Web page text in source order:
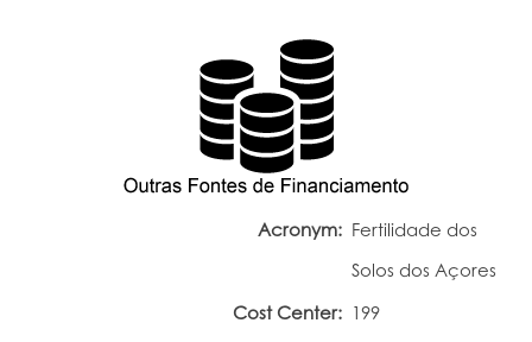
Acronym: Fertilidade dos
Solos dos Açores
Cost Center: 199